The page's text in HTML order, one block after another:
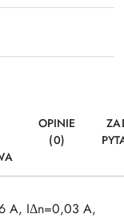
OPINIE
(0)
A, IΔn=0,03 A,